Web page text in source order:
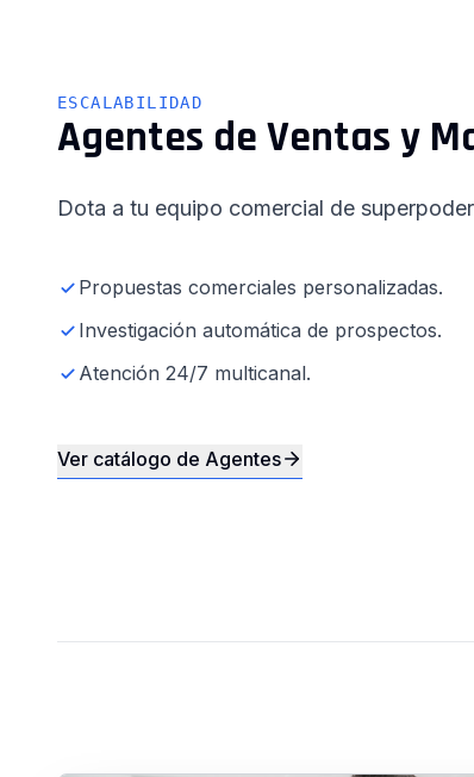
ESCALABILIDAD
Agentes de Ventas y
Dota a tu equipo comercial de
Propuestas comerciales personalizadas.
Investigación automática de prospectos.
Atención 24/7 multicanal.
Ver catálogo de Agentes